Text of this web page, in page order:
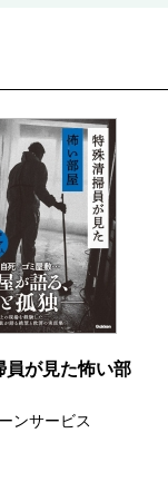
員が見た怖い部
ンサービス